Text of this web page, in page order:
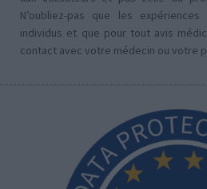
N’oubliez-pas que les
individus et que pour tout avis
contact avec votre médecin ou votre